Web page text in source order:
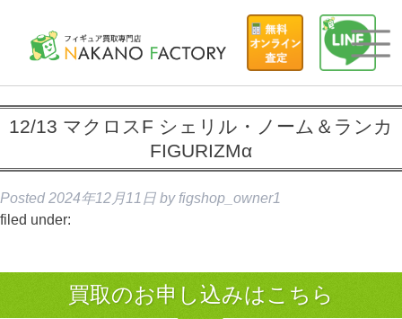
12/13 マクロスF シェリル・ノーム＆ランカ
FIGURIZMα
Posted 2024年12月11日 by figshop_owner1
filed under:
買取のお申し込みはこちら